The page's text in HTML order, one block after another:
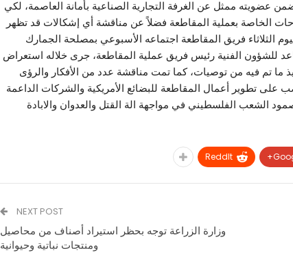
عضويته ممثل عن الغرفة التجارية الصناعية بأمانة العاصمة، لكي
الخاصة بعملية المقاطعة فضلاً عن مناقشة أي إشكالات قد تظهر
الثلاثاء فريق المقاطعة اجتماعه الأسبوعي بمصلحة الجمارك
للشؤون الفنية رئيس فريق عملية المقاطعة، جرى خلاله استعراض
ما تم فيه من توصيات، كما تمت مناقشة عدد من الأفكار والرؤى
على تطوير أعمال المقاطعة للبضائع الأمريكية والشركات الداعمة
الشعب الفلسطيني في مواجهة الة القتل والعدوان والابادة
ReddIt
NEXT POST
وزارة الزراعة توجه بحظر استيراد أصناف من محاصيل
ومنتجات نباتية وحيوانية